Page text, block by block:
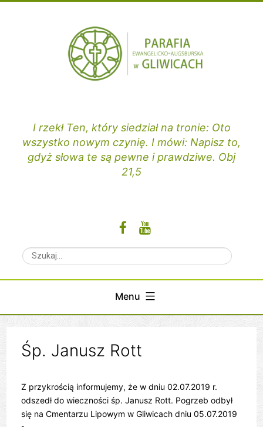
I rzekł Ten, który siedział na tronie: Oto
wszystko nowym czynię. I mówi: Napisz to,
gdyż słowa te są pewne i prawdziwe. Obj
21,5
Menu
Śp. Janusz Rott
Z przykrością informujemy, że w dniu 02.07.2019 r.
odszedł do wieczności śp. Janusz Rott. Pogrzeb odbył
się na Cmentarzu Lipowym w Gliwicach dniu 05.07.2019